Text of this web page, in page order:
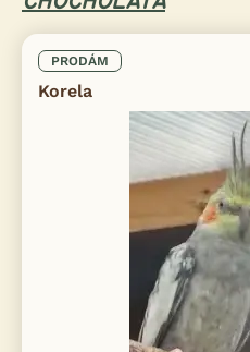
PRODÁM
Korela